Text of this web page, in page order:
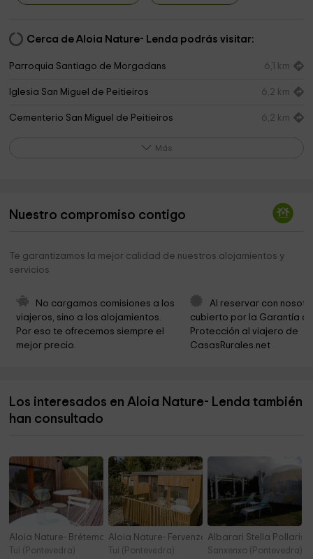
Cerca de Aloia Nature- Lenda podrás visitar:
Parroquia Santiago de Morgadans 6,1 km
Iglesia San Miguel de Peitieiros 6,2 km
Cementerio San Miguel de Peitieiros 6,2 km
Pazo da Mourisca 8,3 km
Parroquia de San Bieito
Cementerio
Concello de Gondomar
Parroquia de Santa María de Villaza 9,2 km
Capilla Santa Lucía 9,4 km
Más
Nuestro compromiso contigo
Te garantizamos la mejor calidad de nuestros alojamientos y
servicios
No cargamos comisiones a los
viajeros, sino a los alojamientos.
Por eso te ofrecemos siempre el
mejor precio.
Al reservar con
cubierto por la Garantía
Protección al viajero de
CasasRurales.net
Los interesados en Aloia Nature- Lenda también
han consultado
Aloia Nature- Brétema Suite
Tui (Pontevedra)
Aloia Nature- Fervenza Suite
Tui (Pontevedra)
Albarari Stella Pollaris-
Sanxenxo (Pontevedra)